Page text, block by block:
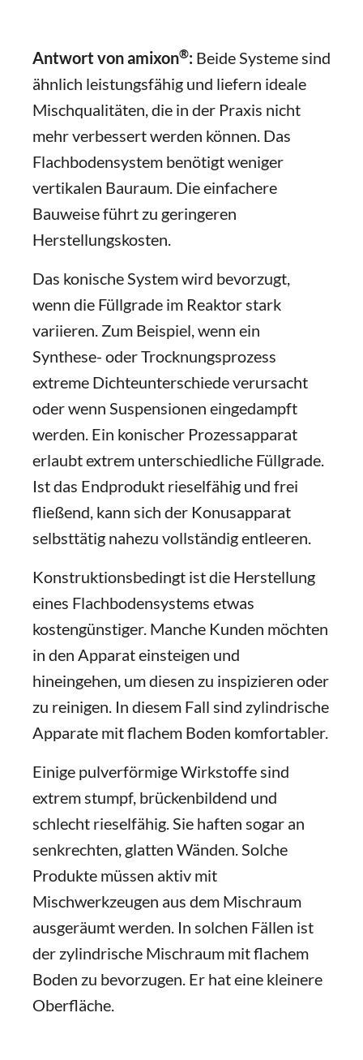
Antwort von amixon®: Beide Systeme sind
ähnlich leistungsfähig und liefern ideale
Mischqualitäten, die in der Praxis nicht
mehr verbessert werden können. Das
Flachbodensystem benötigt weniger
vertikalen Bauraum. Die einfachere
Bauweise führt zu geringeren
Herstellungskosten.
Das konische System wird bevorzugt,
wenn die Füllgrade im Reaktor stark
variieren. Zum Beispiel, wenn ein
Synthese- oder Trocknungsprozess
extreme Dichteunterschiede verursacht
oder wenn Suspensionen eingedampft
werden. Ein konischer Prozessapparat
erlaubt extrem unterschiedliche Füllgrade.
Ist das Endprodukt rieselfähig und frei
fließend, kann sich der Konusapparat
selbsttätig nahezu vollständig entleeren.
Konstruktionsbedingt ist die Herstellung
eines Flachbodensystems etwas
kostengünstiger. Manche Kunden möchten
in den Apparat einsteigen und
hineingehen, um diesen zu inspizieren oder
zu reinigen. In diesem Fall sind zylindrische
Apparate mit flachem Boden komfortabler.
Einige pulverförmige Wirkstoffe sind
extrem stumpf, brückenbildend und
schlecht rieselfähig. Sie haften sogar an
senkrechten, glatten Wänden. Solche
Produkte müssen aktiv mit
Mischwerkzeugen aus dem Mischraum
ausgeräumt werden. In solchen Fällen ist
der zylindrische Mischraum mit flachem
Boden zu bevorzugen. Er hat eine kleinere
Oberfläche.